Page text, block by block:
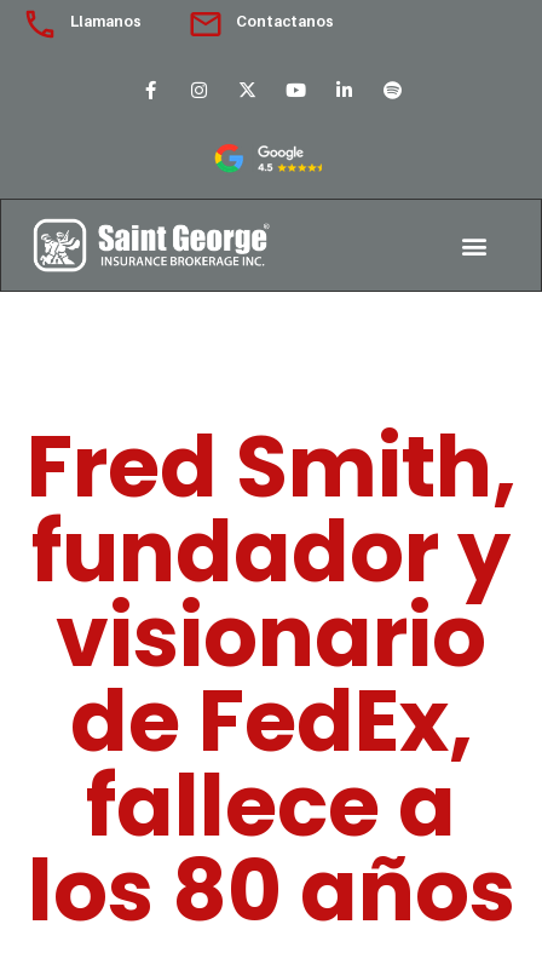
Llamanos Contactanos
Fred Smith,
fundador y
visionario
de FedEx,
fallece a
los 80 años